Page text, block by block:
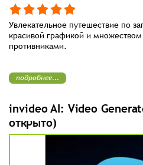
Увлекательное путешествие по
красивой графикой и
противниками.
подробнее...
invideo AI: Video
открыто)